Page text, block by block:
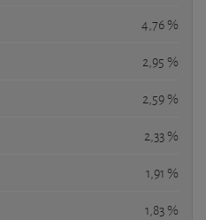
4,76 %
2,95 %
2,59 %
2,33 %
1,91 %
1,83 %